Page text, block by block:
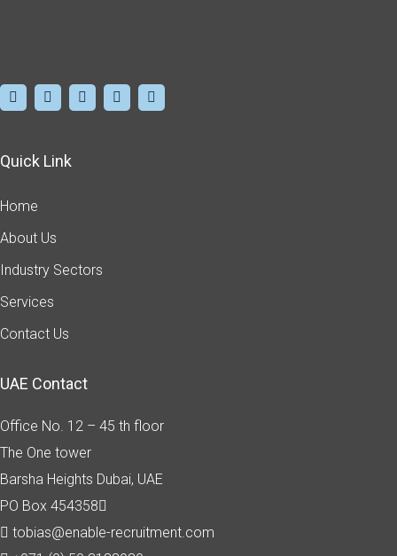
Quick Link
Home
About Us
Industry Sectors
Services
Contact Us
UAE Contact
Office No. 12 – 45 th floor
The One tower
Barsha Heights Dubai, UAE
PO Box 454358
tobias@enable-recruitment.com